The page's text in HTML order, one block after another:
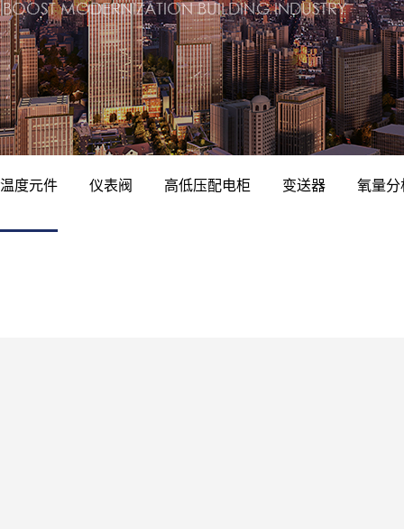
温度元件 仪表阀 高低压配电柜 变送器 氧量分